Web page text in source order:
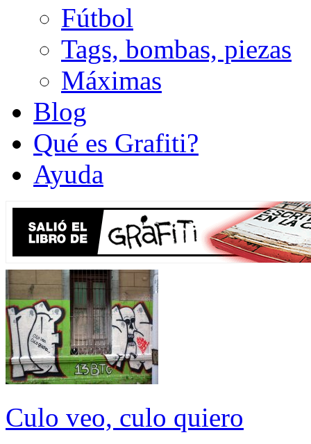
Fútbol
Tags, bombas, piezas
Máximas
Blog
Qué es Grafiti?
Ayuda
Culo veo, culo quiero